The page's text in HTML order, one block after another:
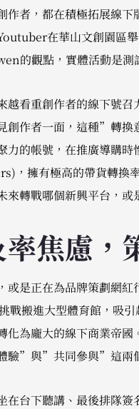
作者，都在積極拓展線
在華山文創園區
的觀點，實體活動是測
越看重創作者的線下號
創作者一面，這種”轉
力的帳號，在推廣導購
擁有極高的帶貨轉換
來轉戰哪個新興平台，
焦慮，
或是正在為品牌策劃網
戰搬進大型體育館，吸
化為龐大的線下商業帝
驗”與”共同參與”這兩
在台下聽講、最後排隊